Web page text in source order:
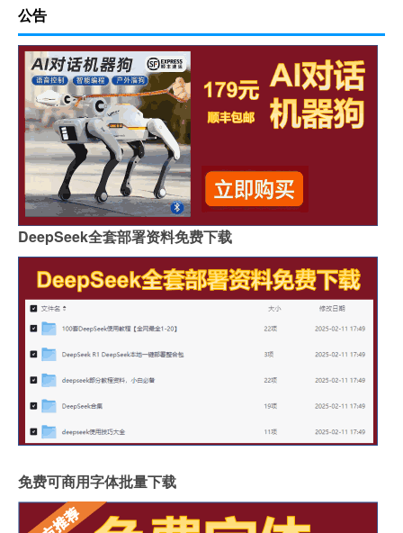
公告
DeepSeek全套部署资料免费下载
免费可商用字体批量下载